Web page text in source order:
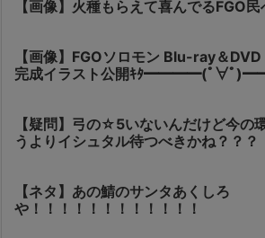
【画像】火種もらえて喜んでるFGO
【画像】FGOソロモン Blu-ray＆
完成イラスト公開ｷﾀ━━━━(ﾟ∀ﾟ
【疑問】弓の☆5いないんだけど今の
うよりイシュタル待つべきかね？？？
【ネタ】あの鯖のサンタあくしろ
や！！！！！！！！！！！！